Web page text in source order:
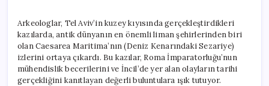
Maritima’nın
Gizemleri
için
Arkeologlar, Tel Aviv’in kuzey kıyısında gerçekleştirdikleri
kazılarda, antik dünyanın en önemli liman şehirlerinden biri
olan Caesarea Maritima’nın (Deniz Kenarındaki Sezariye)
izlerini ortaya çıkardı. Bu kazılar, Roma İmparatorluğu’nun
mühendislik becerilerini ve İncil’de yer alan olayların tarihi
gerçekliğini kanıtlayan değerli buluntulara ışık tutuyor.